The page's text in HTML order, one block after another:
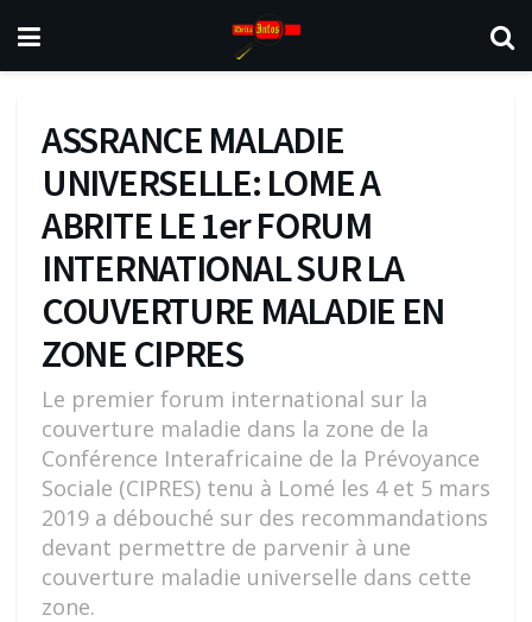
ASSRANCE MALADIE
UNIVERSELLE: LOME A
ABRITE LE 1er FORUM
INTERNATIONAL SUR LA
COUVERTURE MALADIE EN
ZONE CIPRES
Le premier forum international sur la
couverture maladie dans la zone de la
Conférence Interafricaine de la Prévoyance
Sociale (CIPRES) tenu à Lomé les 4 et 5 mars
2019 a débouché sur des recommandations
devant permettre de parvenir à une
couverture maladie universelle dans cette
zone.